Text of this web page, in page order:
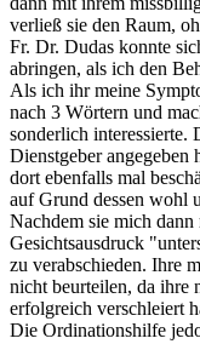
verließ sie den Raum,
Fr. Dr. Dudas konnte
abringen, als ich den
Als ich ihr meine
nach 3 Wörtern und
sonderlich interessierte.
Dienstgeber angegeben
dort ebenfalls mal
auf Grund dessen wohl
Nachdem sie mich
Gesichtsausdruck
zu verabschieden. Ihre
nicht beurteilen, da ihre
erfolgreich verschleiert
Die Ordinationshilfe